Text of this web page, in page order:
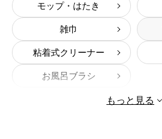
モップ・はたき
雑巾
粘着式クリーナー
お風呂ブラシ
もっと見る